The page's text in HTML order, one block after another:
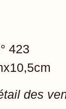
423
des